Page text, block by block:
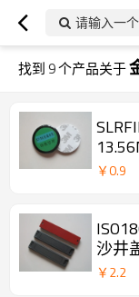
请输入一
找到9个产品关于
备产
￥0.9
沙井
￥2.2